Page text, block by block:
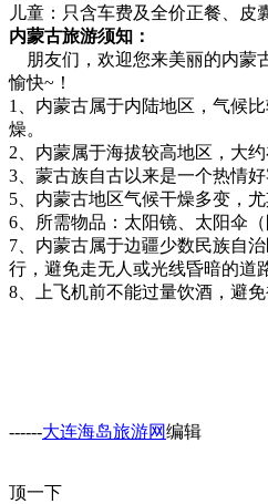
儿童：只含车费及全价正餐、皮
内蒙古旅游须知：
朋友们，欢迎您来美丽的内蒙
愉快~！
1、内蒙古属于内陆地区，气候
燥。
2、内蒙属于海拔较高地区，大
3、蒙古族自古以来是一个热情
5、内蒙古地区气候干燥多变，
6、所需物品：太阳镜、太阳伞
7、内蒙古属于边疆少数民族自
行，避免走无人或光线昏暗的道
8、上飞机前不能过量饮酒，避免
------大连海岛旅游网编辑
顶一下